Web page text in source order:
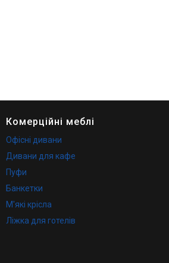
Комерційні меблі
Офісні дивани
Дивани для кафе
Пуфи
Банкетки
М'які крісла
Ліжка для готелів